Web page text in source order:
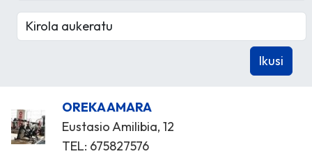
OREKA AMARA
Eustasio Amilibia, 12
TEL: 675827576